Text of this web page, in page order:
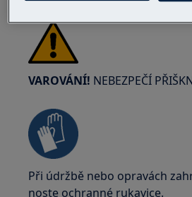
VAROVÁNÍ! NEBEZPEČÍ
Při údržbě nebo opravách
noste ochranné rukavice.